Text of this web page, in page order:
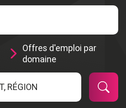
Offres d'emploi par
domaine
RÉGION